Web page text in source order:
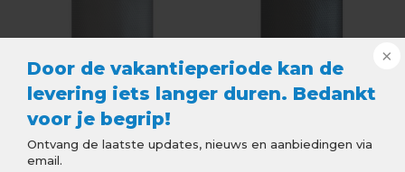
Door de vakantieperiode kan de
levering iets langer duren. Bedankt
voor je begrip!
Ontvang de laatste updates, nieuws en aanbiedingen via
email.